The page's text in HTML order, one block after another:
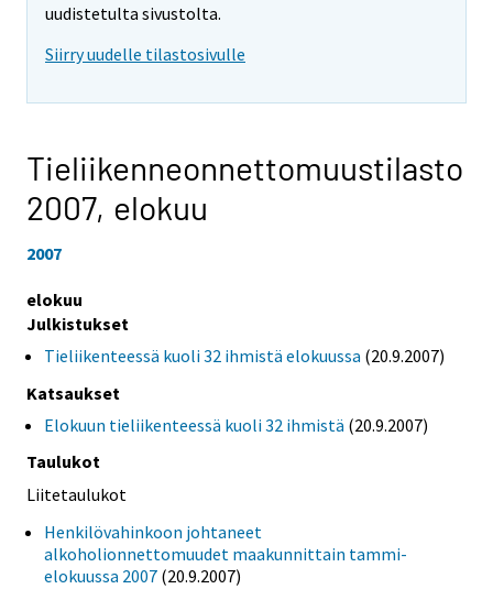
uudistetulta sivustolta.
Siirry uudelle tilastosivulle
Tieliikenneonnettomuustilasto
2007, elokuu
2007
elokuu
Julkistukset
Tieliikenteessä kuoli 32 ihmistä elokuussa (20.9.2007)
Katsaukset
Elokuun tieliikenteessä kuoli 32 ihmistä (20.9.2007)
Taulukot
Liitetaulukot
Henkilövahinkoon johtaneet
alkoholionnettomuudet maakunnittain tammi-
elokuussa 2007 (20.9.2007)